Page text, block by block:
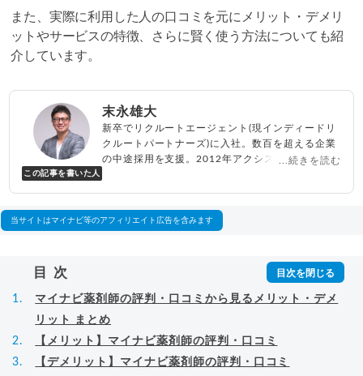
また、実際に利用した人の口コミを元にメリット・デメリ
ットやサービスの特徴、さらに賢く使う方法についても紹
介しています。
この記事を書いた人
末永雄大
新卒でリクルートエージェント(現インディードリ
クルートパートナーズ)に入社。数百を超える企業
の中途採用を支援。2012年アクシス(株)設立、代
べらない転職エージェント
...続きを読む
当サイトはマイナビ等のアフィリエイト広告を含みます
目次
マイナビ薬剤師の評判・口コミから見るメリット・デメ
リット まとめ
【メリット】マイナビ薬剤師の評判・口コミ
【デメリット】マイナビ薬剤師の評判・口コミ